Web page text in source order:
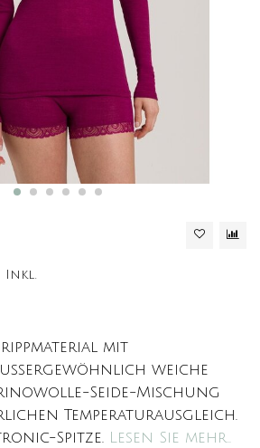
Inkl.
mit
weiche
Seide-Mischung
Temperaturausgleich.
Spitze. Lesen Sie mehr..